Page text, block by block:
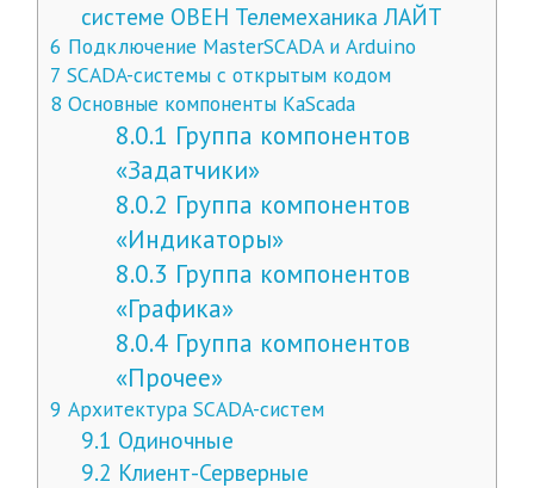
системе ОВЕН Телемеханика ЛАЙТ
6 Подключение MasterSCADA и Arduino
7 SCADA-системы с открытым кодом
8 Основные компоненты KaScada
8.0.1 Группа компонентов
«Задатчики»
8.0.2 Группа компонентов
«Индикаторы»
8.0.3 Группа компонентов
«Графика»
8.0.4 Группа компонентов
«Прочее»
9 Архитектура SCADA-систем
9.1 Одиночные
9.2 Клиент-Серверные